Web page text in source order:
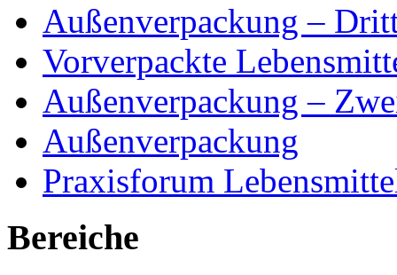
Außenverpackung –
Vorverpackte
Außenverpackung –
Außenverpackung
Praxisforum
Bereiche